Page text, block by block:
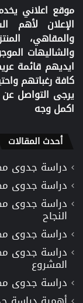
موقع اعلاني
الإعلان لأهم
والمقاهي،
والشاليهات
ايديهم قائمة
كافة رغباتهم
يرجى التواصل
اكمل وجه
أحدث المقالات
دراسة جدوى
دراسة جدوى
دراسة جدوى
النجاح
دراسة جدوى
دراسة جدوى
المشروع
دراسة جدوى